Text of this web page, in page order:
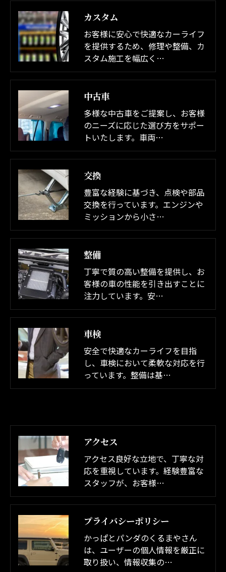
カスタム
お客様に安心で快適なカーライフ
を提供するため、修理や整備、カ
スタム施工を幅広く…
中古車
多様な中古車をご提案し、お客様
のニーズに応じた選び方をサポー
トいたします。車両…
交換
豊富な経験に基づき、点検や部品
交換を行っています。エンジンや
ミッションから小さ…
整備
丁寧で質の高い整備を提供し、お
客様の車の性能を引き出すことに
注力しています。安…
車検
安全で快適なカーライフを目指
し、車検において柔軟な対応を行
っています。整備は基…
アクセス
アクセス良好な立地で、丁寧な対
応を重視しています。経験豊富な
スタッフが、お客様…
プライバシーポリシー
かっぱとパンダのくるまやさん
は、ユーザーの個人情報を厳正に
取り扱い、情報収集の…